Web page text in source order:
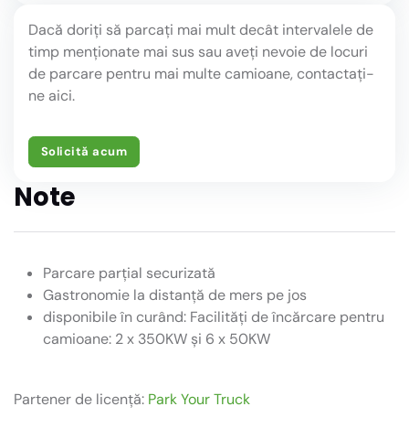
Dacă doriți să parcați mai mult decât intervalele de
timp menționate mai sus sau aveți nevoie de locuri
de parcare pentru mai multe camioane, contactați-
ne aici.
Solicită acum
Note
Parcare parțial securizată
Gastronomie la distanță de mers pe jos
disponibile în curând: Facilități de încărcare pentru
camioane: 2 x 350KW și 6 x 50KW
Partener de licență: Park Your Truck